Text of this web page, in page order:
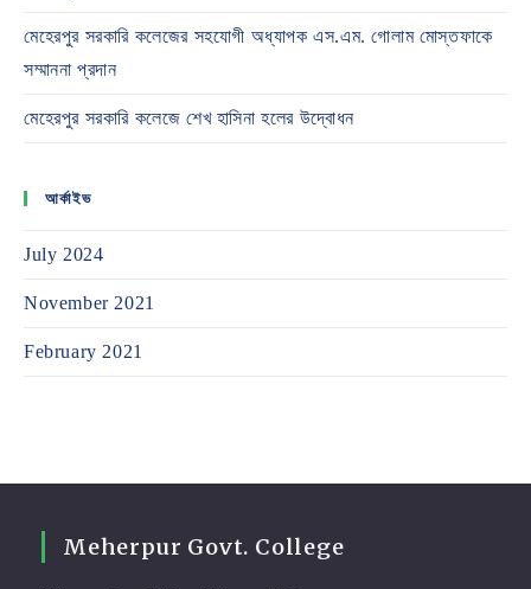
মেহেরপুর সরকারি কলেজের সহযোগী অধ্যাপক এস.এম. গোলাম মোস্তফাকে
সম্মাননা প্রদান
মেহেরপুর সরকারি কলেজে শেখ হাসিনা হলের উদ্বোধন
আর্কাইভ
July 2024
November 2021
February 2021
Meherpur Govt. College